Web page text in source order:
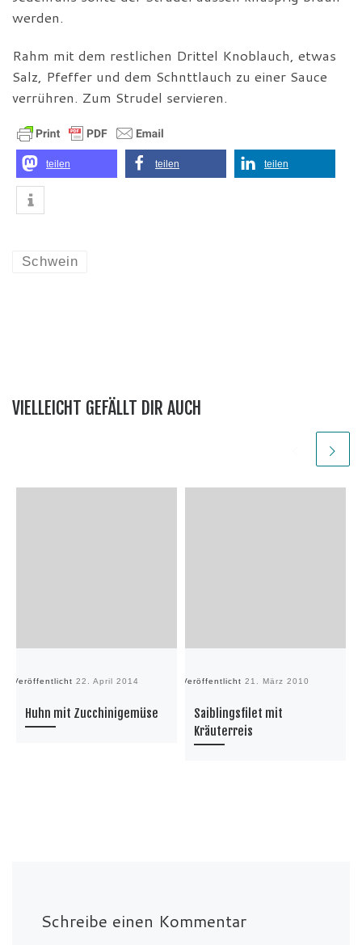
werden.
Rahm mit dem restlichen Drittel Knoblauch, etwas
Salz, Pfeffer und dem Schnttlauch zu einer Sauce
verrühren. Zum Strudel servieren.
teilen teilen teilen
Schwein
VIELLEICHT GEFÄLLT DIR AUCH
Veröffentlicht 22. April 2014
Huhn mit Zucchinigemüse
Veröffentlicht 21. März 2010
Saiblingsfilet mit
Kräuterreis
Schreibe einen Kommentar